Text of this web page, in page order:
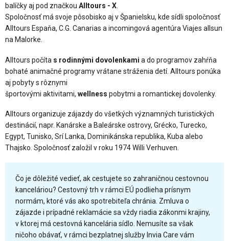
balíčky aj pod značkou Alltours - X
Spoločnosť má svoje pôsobisko aj v Španielsku, kde sídli spoločnosť
Alltours Espaňa, C.G. Canarias a incomingová agentúra Viajes allsun
na Malorke.
Alltours počíta s rodinnými dovolenkami a do programov zahŕňa
bohaté animačné programy vrátane stráženia detí. Alltours ponúka
aj pobyty s rôznymi
športovými aktivitami, wellness pobytmi a romantickej dovolenky.
Alltours organizuje zájazdy do všetkých významných turistických
destinácií, napr. Kanárske a Baleárske ostrovy, Grécko, Turecko,
Egypt, Tunisko, Srí Lanka, Dominikánska republika, Kuba alebo
Thajsko. Spoločnosť založil v roku 1974 Willi Verhuven.
Čo je dôležité vedieť, ak cestujete so zahraničnou cestovnou
kanceláriou? Cestovný trh v rámci EÚ podlieha prísnym
normám, ktoré vás ako spotrebiteľa chránia. Zmluva o
zájazde i prípadné reklamácie sa vždy riadia zákonmi krajiny,
v ktorej má cestovná kancelária sídlo. Nemusíte sa však
ničoho obávať, v rámci bezplatnej služby Invia Care vám